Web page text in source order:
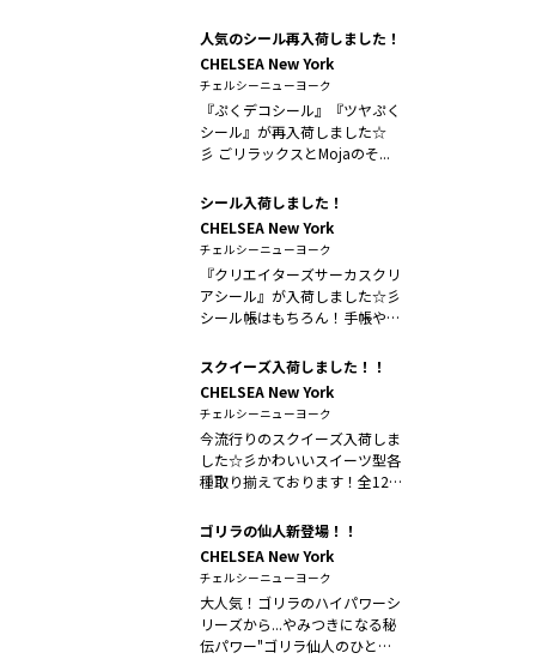
人気のシール再入荷しました！
CHELSEA New York
チェルシーニューヨーク
『ぷくデコシール』『ツヤぷく
シール』が再入荷しました☆
彡 ごリラックスとMojaのそ...
シール入荷しました！
CHELSEA New York
チェルシーニューヨーク
『クリエイターズサーカスクリ
アシール』が入荷しました☆彡
シール帳はもちろん！手帳やカ
スクイーズ入荷しました！！
CHELSEA New York
チェルシーニューヨーク
今流行りのスクイーズ入荷しま
した☆彡かわいいスイーツ型各
種取り揃えております！全12
ゴリラの仙人新登場！！
CHELSEA New York
チェルシーニューヨーク
大人気！ゴリラのハイパワーシ
リーズから...やみつきになる秘
伝パワー"ゴリラ仙人のひとつ